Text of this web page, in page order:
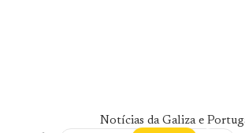
Notícias da Galiza e